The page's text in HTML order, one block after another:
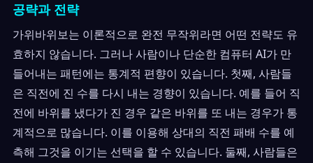
공략과 전략
가위바위보는 이론적으로 완전 무작위라면 어떤 전략도 유
효하지 않습니다. 그러나 사람이나 단순한 컴퓨터 AI가 만
들어내는 패턴에는 통계적 편향이 있습니다. 첫째, 사람들
은 직전에 진 수를 다시 내는 경향이 있습니다. 예를 들어 직
전에 바위를 냈다가 진 경우 같은 바위를 또 내는 경우가 통
계적으로 많습니다. 이를 이용해 상대의 직전 패배 수를 예
측해 그것을 이기는 선택을 할 수 있습니다. 둘째, 사람들은